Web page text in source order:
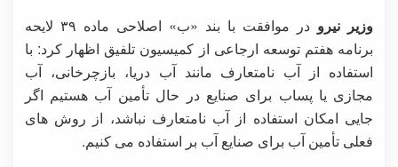
وزیر نیرو
در موافقت با بند «ب» اصلاحی ماده ۳۹ لایحه
برنامه هفتم توسعه ارجاعی از کمیسیون تلفیق اظهار کرد: با
استفاده از آب نامتعارف مانند آب دریا، بازچرخانی، آب
مجازی یا پساب برای صنایع در حال تأمین آب هستیم اگر
جایی امکان استفاده از آب نامتعارف نباشد، از روش های
فعلی تأمین آب برای صنایع آب بر استفاده می کنیم.